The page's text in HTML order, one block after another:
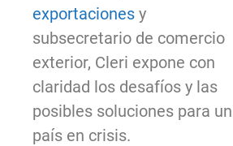
exportaciones y
subsecretario de comercio
exterior, Cleri expone con
claridad los desafíos y las
posibles soluciones para un
país en crisis.